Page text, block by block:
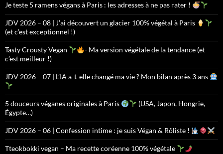
Je teste 5 ramens végans à Paris : les adresses à ne pas rater !
JDV 2026 – 08 | J’ai découvert un glacier 100% végétal à Paris
(et c’est exceptionnel !)
Tasty Crousty Vegan
- Ma version végétale de la tendance (et
c’est meilleur !)
JDV 2026 – 07 | L’IA a-t-elle changé ma vie ? Mon bilan après 3 ans
5 douceurs véganes originales à Paris
(USA, Japon, Hongrie,
Égypte…)
JDV 2026 – 06 | Confession intime : je suis Végan & Rôliste !
Tteokbokki vegan – Ma recette coréenne 100% végétale